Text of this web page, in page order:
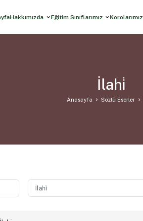
Hakkımızda Eğitim Sınıflarımız Korolarımız
İlahi̇
Anasayfa Sözlü Eserler